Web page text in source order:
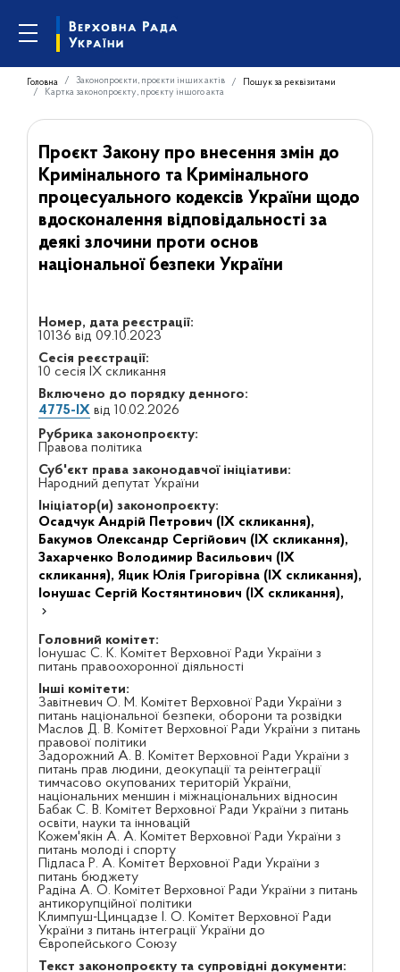
Головна Законопроєкти, проєкти інших актів
Пошук за реквізитами
Картка законопроєкту, проєкту іншого акта
Проєкт Закону про внесення змін до
Кримінального та Кримінального
процесуального кодексів України щодо
вдосконалення відповідальності за
деякі злочини проти основ
національної безпеки України
Номер, дата реєстрації:
10136 від 09.10.2023
Сесія реєстрації:
10 сесія IX скликання
Включено до порядку денного:
4775-IXвід 10.02.2026
Рубрика законопроєкту:
Правова політика
Суб'єкт права законодавчої ініціативи:
Народний депутат України
Ініціатор(и) законопроєкту:
Осадчук Андрій Петрович (IX скликання),
Бакумов Олександр Сергійович (IX скликання),
Захарченко Володимир Васильович (IX
скликання), Яцик Юлія Григорівна (IX скликання),
Іонушас Сергій Костянтинович (IX скликання),
Головний комітет:
Іонушас С. К. Комітет Верховної Ради України з
питань правоохоронної діяльності
Інші комітети:
Завітневич О. М. Комітет Верховної Ради України з
питань національної безпеки, оборони та розвідки
Маслов Д. В. Комітет Верховної Ради України з питань
правової політики
Задорожний А. В. Комітет Верховної Ради України з
питань прав людини, деокупації та реінтеграції
тимчасово окупованих територій України,
національних меншин і міжнаціональних відносин
Бабак С. В. Комітет Верховної Ради України з питань
освіти, науки та інновацій
Кожем'якін А. А. Комітет Верховної Ради України з
питань молоді і спорту
Підласа Р. А. Комітет Верховної Ради України з
питань бюджету
Радіна А. О. Комітет Верховної Ради України з питань
антикорупційної політики
Климпуш-Цинцадзе І. О. Комітет Верховної Ради
України з питань інтеграції України до
Європейського Союзу
Текст законопроєкту та супровідні документи: